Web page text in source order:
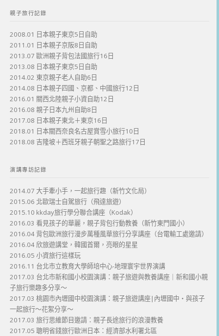
親子旅行記錄
2008.01 日本親子東京5日自助
2011.01 日本親子京阪8日自助
2013.07 歐洲親子背包法國旅行16日
2013.08 日本親子東京5日自助
2014.02 東京親子老人自助6日
2014.08 日本親子四國、京都、中國旅行12日
2016.01 關西北陸親子小資自助12日
2016.08 親子日本九州自助8日
2017.08 日本親子東北＋東京16日
2018.01 日本關西奈良名古屋賞雪小旅行10日
2018.08 吉隆坡＋西班牙親子朝聖之路旅行17日
演講專訪記錄
2014.07 大手牽小手，一起旅行趣（新竹文化局）
2015.06 北歐瑞士自駕旅行（飛達旅遊）
2015.10 kkday旅行學分聯合講座（Kodak）
2016.03 看見孩子的華麗，親子背包行動教養（新竹東門國小）
2016.04 背包歐洲旅行漫步萬種風華旅行分享講座（台電輸工處邀請）
2016.04 欣旅遊講堂，韓國首爾，亮眼的星星
2016.05 小資旅行這樣玩
2016.11 台北市立教育大學師培中心-地理寰宇世界演講
2017.03 台北市新和國小校園演講：親子旅遊與教養講座｜新和國小親
子旅行樂趣多分享～
2017.03 桃園市內壢國中校園演講：親子旅遊講座|內壢國中・與孩子
一起旅行～花絮分享～
2017.03 旅行思維節目邀請：親子長途旅行的浪漫教養
2017.05 聰明省錢旅行歐洲日本：經濟部水利署北區